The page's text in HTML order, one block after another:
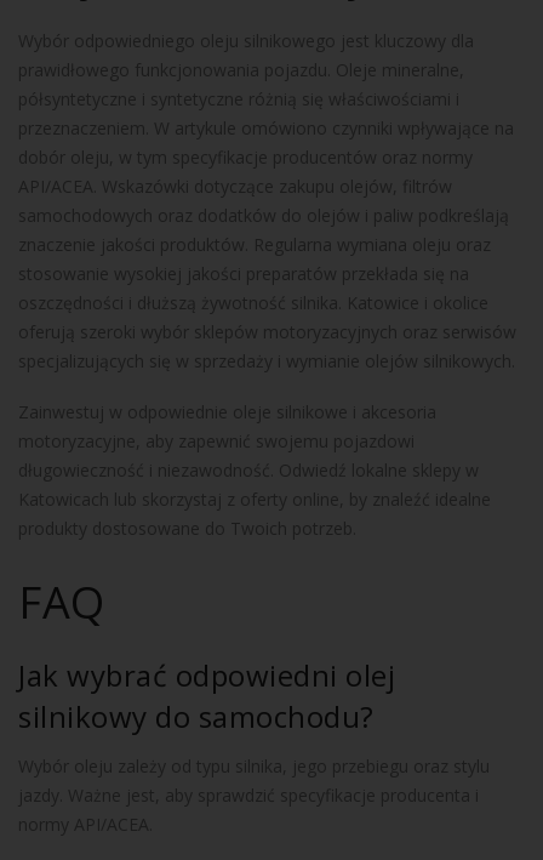
Wybór odpowiedniego oleju silnikowego jest kluczowy dla
prawidłowego funkcjonowania pojazdu. Oleje mineralne,
półsyntetyczne i syntetyczne różnią się właściwościami i
przeznaczeniem. W artykule omówiono czynniki wpływające na
dobór oleju, w tym specyfikacje producentów oraz normy
API/ACEA. Wskazówki dotyczące zakupu olejów, filtrów
samochodowych oraz dodatków do olejów i paliw podkreślają
znaczenie jakości produktów. Regularna wymiana oleju oraz
stosowanie wysokiej jakości preparatów przekłada się na
oszczędności i dłuższą żywotność silnika. Katowice i okolice
oferują szeroki wybór sklepów motoryzacyjnych oraz serwisów
specjalizujących się w sprzedaży i wymianie olejów silnikowych.
Zainwestuj w odpowiednie oleje silnikowe i akcesoria
motoryzacyjne, aby zapewnić swojemu pojazdowi
długowieczność i niezawodność. Odwiedź lokalne sklepy w
Katowicach lub skorzystaj z oferty online, by znaleźć idealne
produkty dostosowane do Twoich potrzeb.
FAQ
Jak wybrać odpowiedni olej
silnikowy do samochodu?
Wybór oleju zależy od typu silnika, jego przebiegu oraz stylu
jazdy. Ważne jest, aby sprawdzić specyfikacje producenta i
normy API/ACEA.